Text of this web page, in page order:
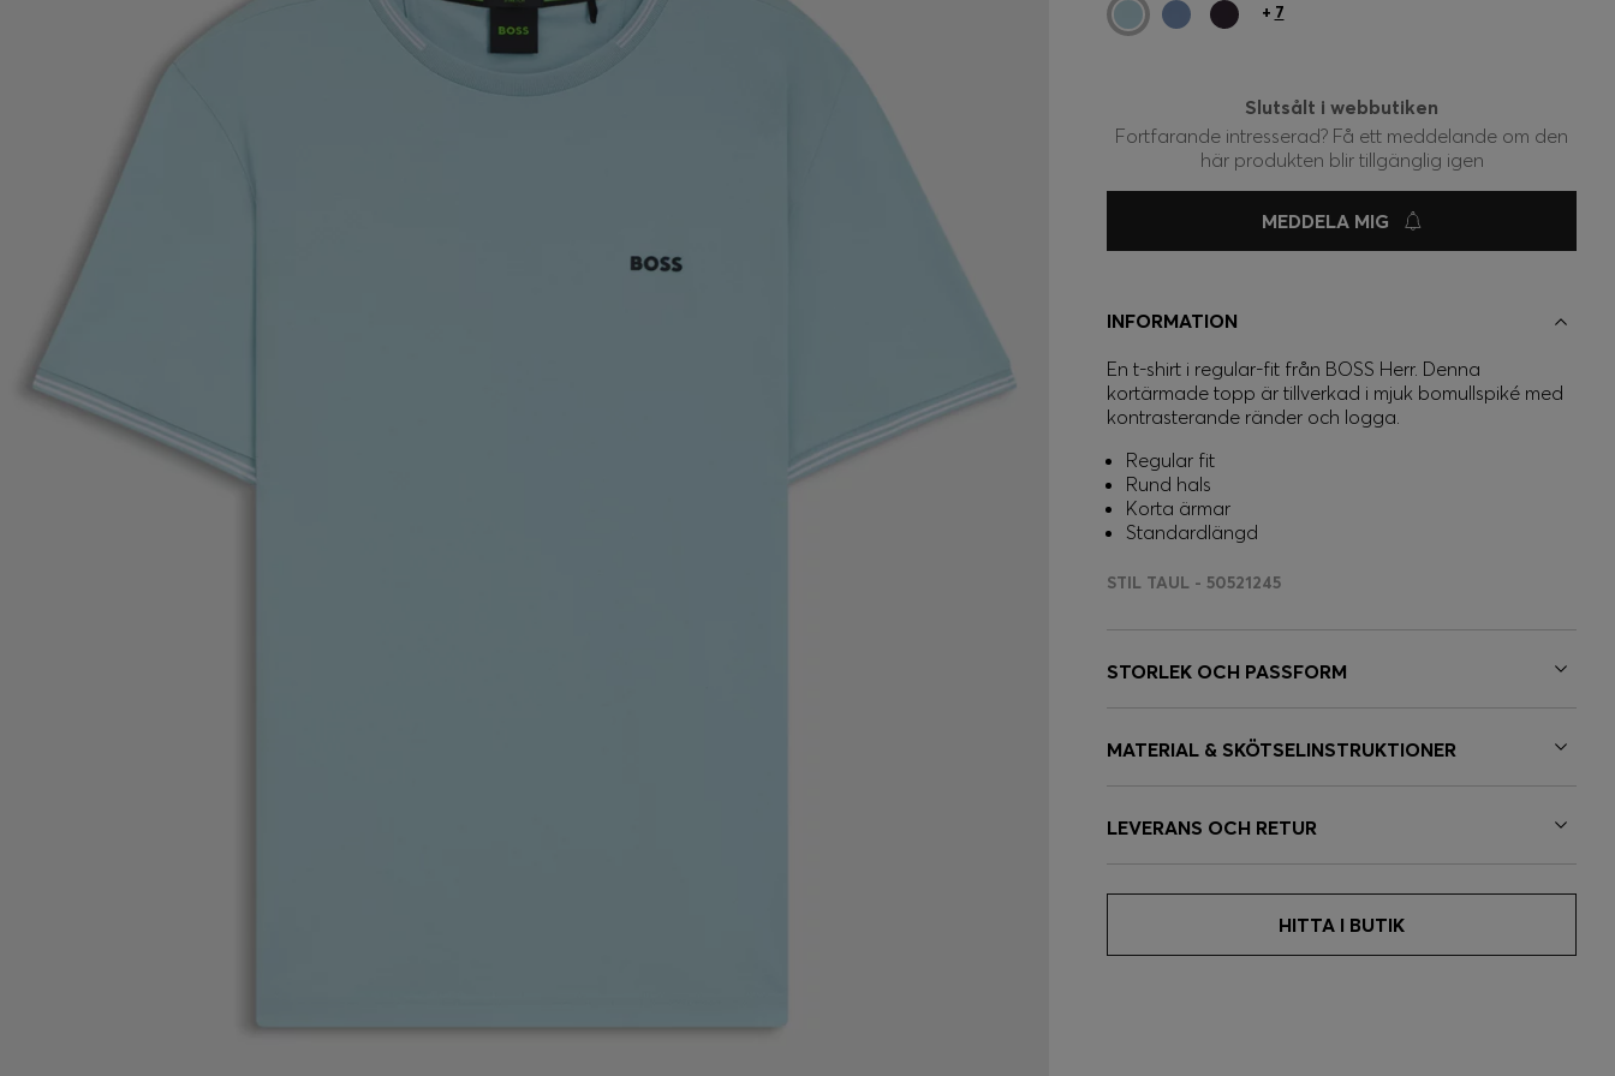
+ 7
Slutsålt i webbutiken
Fortfarande intresserad? Få ett meddelande om den
här produkten blir tillgänglig igen
MEDDELA MIG
INFORMATION
En t-shirt i regular-fit från BOSS Herr. Denna
kortärmade topp är tillverkad i mjuk bomullspiké med
kontrasterande ränder och logga.
Regular fit
Rund hals
Korta ärmar
Standardlängd
STIL TAUL - 50521245
STORLEK OCH PASSFORM
MATERIAL & SKÖTSELINSTRUKTIONER
LEVERANS OCH RETUR
HITTA I BUTIK